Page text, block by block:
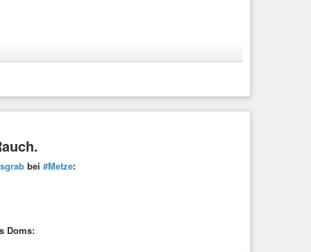
bei #Metze:
Doms: